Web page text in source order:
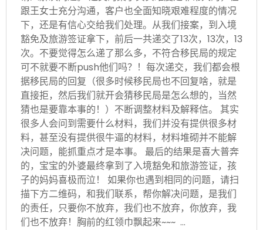
跟王女士充分沟通，客户也全面知晓艰难程度的情况
下，还是有信心交给我们处理。从我们接案，到入境
豁免及旅游签证拿下，前后一共递交了13次，13次，13
次。不要觉得怎么递了那么多，不符合移民局的规定
可不就要不断push他们吗？！每次递交，我们都会根
据移民局的回复（很多时候移民局也不回复啥，就是
直接拒，然后我们就开会猜移民局是怎么想的，当然
猜也是要靠本事的！）不断调整材料及解释信。 其实
很多人会问到需要什么材料，我们并没有提供很多材
料，甚至没有提供很牛逼的材料，材料堆砌并不能解
决问题，能抓重点才是本事。 最后的结果是喜大普奔
的，宝宝的外婆最终拿到了入境豁免和旅游签证，孩
子的妈妈喜极而泣！ 如果你也遇到相同的问题，请扫
描下方二维码，和我们联系，帮你解决问题，是我们
的责任，只要你不放弃，我们也不放弃，你放弃，我
们也不放弃！胸前的红领巾飘起来~~~ …